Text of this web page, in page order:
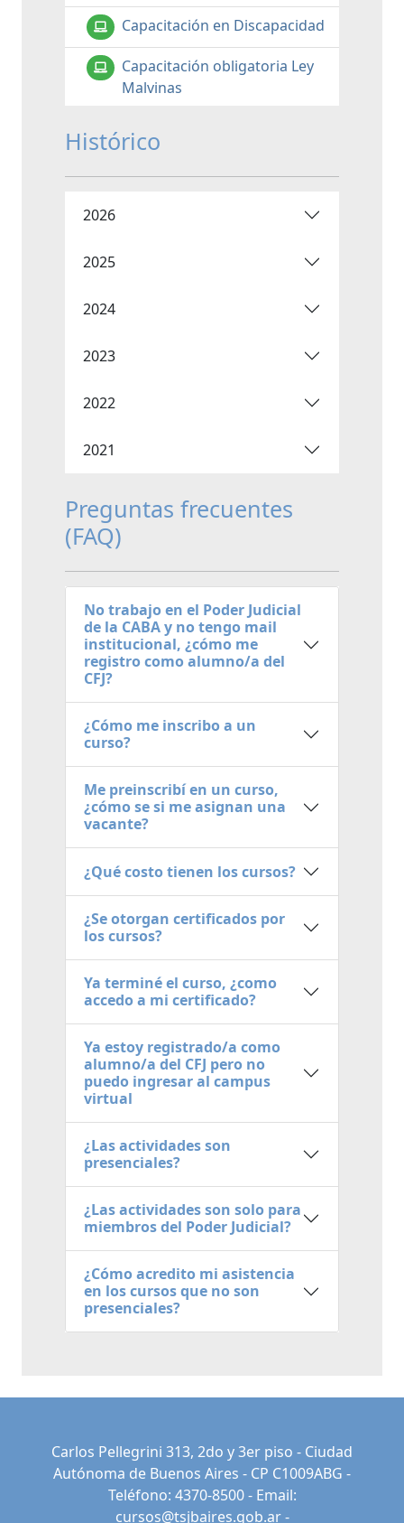
Capacitación en Discapacidad
Capacitación obligatoria Ley
Malvinas
Histórico
2026
2025
2024
2023
2022
2021
Preguntas frecuentes
(FAQ)
No trabajo en el Poder Judicial
de la CABA y no tengo mail
institucional, ¿cómo me
registro como alumno/a del
CFJ?
¿Cómo me inscribo a un
curso?
Me preinscribí en un curso,
¿cómo se si me asignan una
vacante?
¿Qué costo tienen los cursos?
¿Se otorgan certificados por
los cursos?
Ya terminé el curso, ¿como
accedo a mi certificado?
Ya estoy registrado/a como
alumno/a del CFJ pero no
puedo ingresar al campus
virtual
¿Las actividades son
presenciales?
¿Las actividades son solo para
miembros del Poder Judicial?
¿Cómo acredito mi asistencia
en los cursos que no son
presenciales?
Carlos Pellegrini 313, 2do y 3er piso - Ciudad
Autónoma de Buenos Aires - CP C1009ABG -
Teléfono: 4370-8500 - Email:
cursos@tsjbaires.gob.ar-